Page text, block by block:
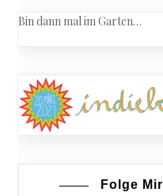
Bin dann mal im Garten…
Folge